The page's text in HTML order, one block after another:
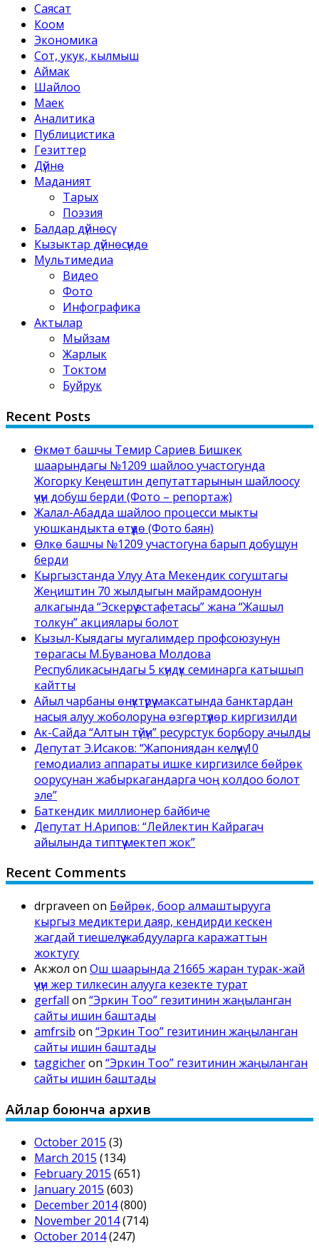
Саясат
Коом
Экономика
Сот, укук, кылмыш
Аймак
Шайлоо
Маек
Аналитика
Публицистика
Гезиттер
Дүйнө
Маданият
Тарых
Поэзия
Балдар дүйнөсү
Кызыктар дүйнөсүндө
Мультимедиа
Видео
Фото
Инфографика
Актылар
Мыйзам
Жарлык
Токтом
Буйрук
Recent Posts
Өкмөт башчы Темир Сариев Бишкек
шаарындагы №1209 шайлоо участогунда
Жогорку Кеңештин депутаттарынын шайлоосу
үчүн добуш берди (Фото – репортаж)
Жалал-Абадда шайлоо процесси мыкты
уюшкандыкта өтүүдө (Фото баян)
Өлкө башчы №1209 участогуна барып добушун
берди
Кыргызстанда Улуу Ата Мекендик согуштагы
Жеңиштин 70 жылдыгын майрамдоонун
алкагында “Эскерүү эстафетасы” жана “Жашыл
толкун” акциялары болот
Кызыл-Кыядагы мугалимдер профсоюзунун
төрагасы М.Буванова Молдова
Республикасындагы 5 күндүк семинарга катышып
кайтты
Айыл чарбаны өнүктүрүү максатында банктардан
насыя алуу жоболоруна өзгөртүүлөр киргизилди
Ак-Сайда “Алтын түйүн” ресурстук борбору ачылды
Депутат Э.Исаков: “Жапониядан келүүчү 10
гемодиализ аппараты ишке киргизилсе бөйрөк
оорусунан жабыркагандарга чоң колдоо болот
эле”
Баткендик миллионер байбиче
Депутат Н.Арипов: “Лейлектин Кайрагач
айылында типтүү мектеп жок”
Recent Comments
drpraveen on Бөйрөк, боор алмаштырууга
кыргыз медиктери даяр, кендирди кескен
жагдай тиешелүү жабдууларга каражаттын
жоктугу
Акжол on Ош шаарында 21665 жаран турак-жай
үчүн жер тилкесин алууга кезекте турат
gerfall on “Эркин Тоо” гезитинин жаңыланган
сайты ишин баштады
amfrsib on “Эркин Тоо” гезитинин жаңыланган
сайты ишин баштады
taggicheron “Эркин Тоо” гезитинин жаңыланган
сайты ишин баштады
Айлар боюнча архив
October 2015 (3)
March 2015 (134)
February 2015 (651)
January 2015 (603)
December 2014(800)
November 2014(714)
October 2014(247)